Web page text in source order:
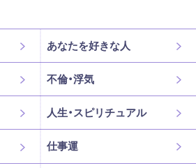
あなたを好きな人
不倫・浮気
人生・スピリチュアル
仕事運